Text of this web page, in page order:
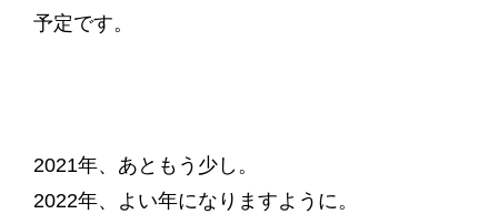
予定です。
2021年、あともう少し。
2022年、よい年になりますように。